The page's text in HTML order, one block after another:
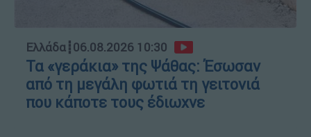
Ελλάδα┋06.08.2026 10:30
Τα «γεράκια» της Ψάθας: Έσωσαν
από τη μεγάλη φωτιά τη γειτονιά
που κάποτε τους έδιωχνε